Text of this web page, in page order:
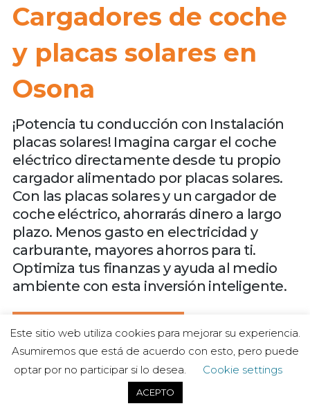
Cargadores de coche
y placas solares en
Osona
¡Potencia tu conducción con Instalación
placas solares! Imagina cargar el coche
eléctrico directamente desde tu propio
cargador alimentado por placas solares.
Con las placas solares y un cargador de
coche eléctrico, ahorrarás dinero a largo
plazo. Menos gasto en electricidad y
carburante, mayores ahorros para ti.
Optimiza tus finanzas y ayuda al medio
ambiente con esta inversión inteligente.
¡Ahorra ya en energia!
Este sitio web utiliza cookies para mejorar su experiencia.
Asumiremos que está de acuerdo con esto, pero puede
optar por no participar si lo desea.
Cookie settings
ACEPTO